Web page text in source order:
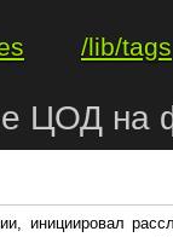
/lib/tags
ЦОД
инициировал